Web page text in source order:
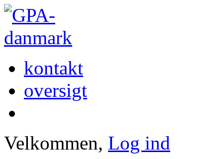
kontakt
oversigt
Velkommen, Log ind